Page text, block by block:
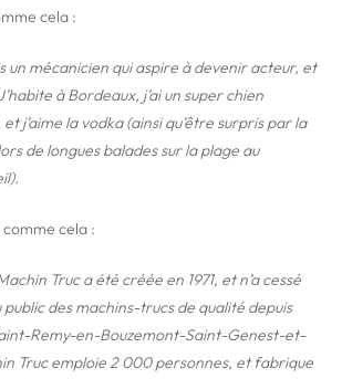
cela :
un mécanicien qui aspire à devenir acteur, et
à Bordeaux, j’ai un super chien
j’aime la vodka (ainsi qu’être surpris par la
de longues balades sur la plage au
cela :
Truc a été créée en 1971, et n’a cessé
des machins-trucs de qualité depuis
Remy-en-Bouzemont-Saint-Genest-et-
Truc emploie 2 000 personnes, et fabrique